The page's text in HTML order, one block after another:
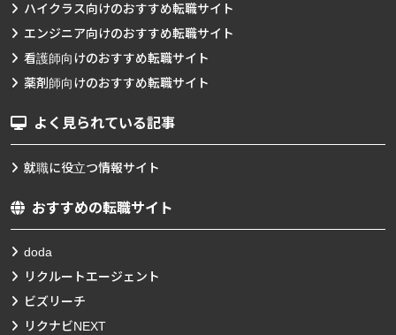
ハイクラス向けのおすすめ転職サイト
エンジニア向けのおすすめ転職サイト
看護師向けのおすすめ転職サイト
薬剤師向けのおすすめ転職サイト
よく見られている記事
就職に役立つ情報サイト
おすすめの転職サイト
doda
リクルートエージェント
ビズリーチ
リクナビNEXT